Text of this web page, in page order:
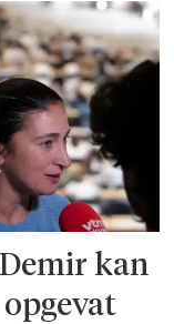
kan